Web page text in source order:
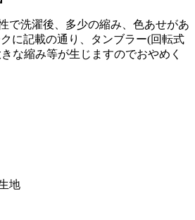
で洗濯後、多少の縮み、色あせがあ
に記載の通り、タンブラー(回転式
な縮み等が生じますのでおやめく
地